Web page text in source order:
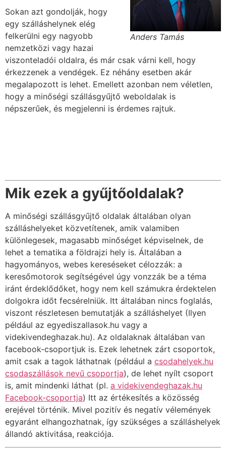
Anders Tamás
Sokan azt gondolják, hogy
egy szálláshelynek elég
felkerülni egy nagyobb
nemzetközi vagy hazai
viszonteladói oldalra, és már csak várni kell, hogy
érkezzenek a vendégek. Ez néhány esetben akár
megalapozott is lehet. Emellett azonban nem véletlen,
hogy a minőségi szállásgyűjtő weboldalak is
népszerűek, és megjelenni is érdemes rajtuk.
Mik ezek a gyűjtőoldalak?
A minőségi szállásgyűjtő oldalak általában olyan
szálláshelyeket közvetítenek, amik valamiben
különlegesek, magasabb minőséget képviselnek, de
lehet a tematika a földrajzi hely is. Általában a
hagyományos, webes kereséseket célozzák: a
keresőmotorok segítségével úgy vonzzák be a téma
iránt érdeklődőket, hogy nem kell számukra érdektelen
dolgokra időt fecsérelniük. Itt általában nincs foglalás,
viszont részletesen bemutatják a szálláshelyet (Ilyen
például az egyediszallasok.hu vagy a
videkivendeghazak.hu). Az oldalaknak általában van
facebook-csoportjuk is. Ezek lehetnek zárt csoportok,
amit csak a tagok láthatnak (például a csodahelyek.hu
csodaszállások nevű csoportja), de lehet nyílt csoport
is, amit mindenki láthat (pl. a videkivendeghazak.hu
Facebook-csoportja) Itt az értékesítés a közösség
erejével történik. Mivel pozitív és negatív vélemények
egyaránt elhangozhatnak, így szükséges a szálláshelyek
állandó aktivitása, reakciója.